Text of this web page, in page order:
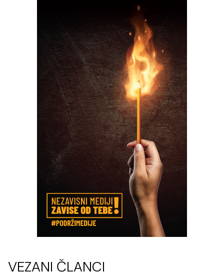
VEZANI ČLANCI